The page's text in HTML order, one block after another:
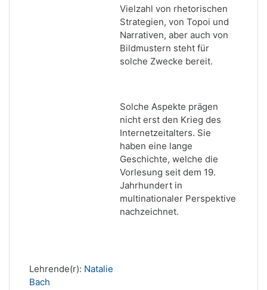
Vielzahl von rhetorischen
Strategien, von Topoi und
Narrativen, aber auch von
Bildmustern steht für
solche Zwecke bereit.
Solche Aspekte prägen
nicht erst den Krieg des
Internetzeitalters. Sie
haben eine lange
Geschichte, welche die
Vorlesung seit dem 19.
Jahrhundert in
multinationaler Perspektive
nachzeichnet.
Lehrende(r): Natalie
Bach